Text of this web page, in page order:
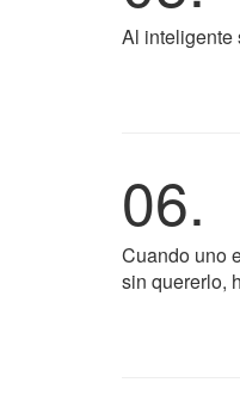
Al inteligente
06.
Cuando uno
sin quererlo,